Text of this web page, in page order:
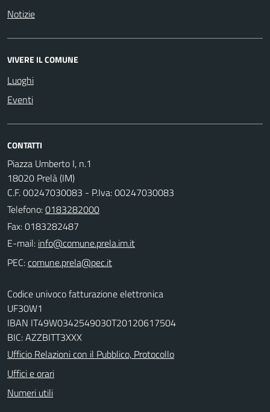
Notizie
VIVERE IL COMUNE
Luoghi
Eventi
CONTATTI
Piazza Umberto I, n.1
18020 Prelà (IM)
C.F. 00247030083 - P.Iva: 00247030083
Telefono:0183282000
Fax: 0183282487
E-mail:
PEC:
Codice univoco fatturazione elettronica
UF30W1
IBAN IT49W0342549030T20120617504
BIC: AZZBITT3XXX
Ufficio Relazioni con il Pubblico, Protocollo
Uffici e orari
Numeri utili